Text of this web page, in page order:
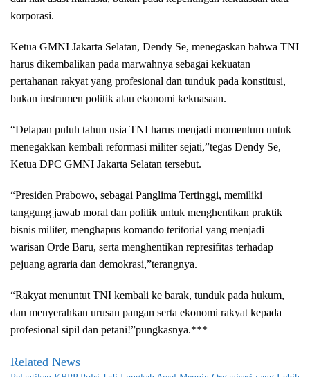
korporasi.
Ketua GMNI Jakarta Selatan, Dendy Se, menegaskan bahwa TNI
harus dikembalikan pada marwahnya sebagai kekuatan
pertahanan rakyat yang profesional dan tunduk pada konstitusi,
bukan instrumen politik atau ekonomi kekuasaan.
“Delapan puluh tahun usia TNI harus menjadi momentum untuk
menegakkan kembali reformasi militer sejati,”tegas Dendy Se,
Ketua DPC GMNI Jakarta Selatan tersebut.
“Presiden Prabowo, sebagai Panglima Tertinggi, memiliki
tanggung jawab moral dan politik untuk menghentikan praktik
bisnis militer, menghapus komando teritorial yang menjadi
warisan Orde Baru, serta menghentikan represifitas terhadap
pejuang agraria dan demokrasi,”terangnya.
“Rakyat menuntut TNI kembali ke barak, tunduk pada hukum,
dan menyerahkan urusan pangan serta ekonomi rakyat kepada
profesional sipil dan petani!”pungkasnya.***
Related News